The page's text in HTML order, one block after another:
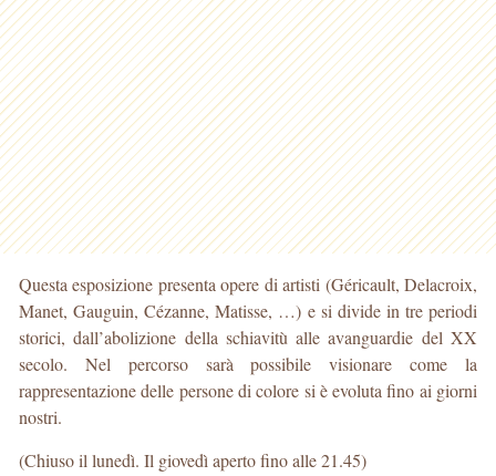
Questa esposizione presenta opere di artisti (Géricault, Delacroix,
Manet, Gauguin, Cézanne, Matisse, …) e si divide in tre periodi
storici, dall’abolizione della schiavitù alle avanguardie del XX
secolo. Nel percorso sarà possibile visionare come la
rappresentazione delle persone di colore si è evoluta fino ai giorni
nostri.
(Chiuso il lunedì. Il giovedì aperto fino alle 21.45)